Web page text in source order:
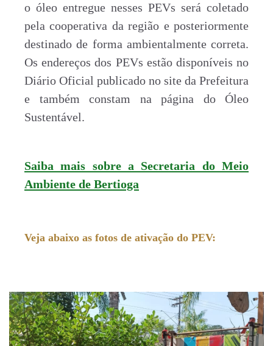
o óleo entregue nesses PEVs será coletado
pela cooperativa da região e posteriormente
destinado de forma ambientalmente correta.
Os endereços dos PEVs estão disponíveis no
Diário Oficial publicado no site da Prefeitura
e também constam na página do Óleo
Sustentável.
Saiba mais sobre a Secretaria do Meio
Ambiente de Bertioga
Veja abaixo as fotos de ativação do PEV: